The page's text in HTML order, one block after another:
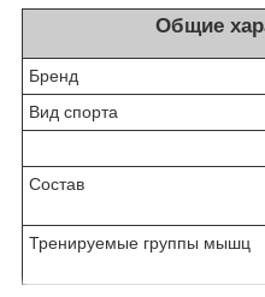
Общие
Бренд
Вид спорта
Состав
Тренируемые группы мышц